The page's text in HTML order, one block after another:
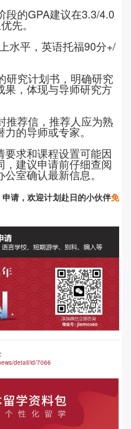
段的GPA建议在3.3/4.0
先。
水平，英语托福90分+/
研究计划书，明确研究
果，体现与导师研究方
推荐信，推荐人应为熟
力的导师或专家。
求和课程设置可能因
建议申请前仔细查阅
公室确认最新信息。
请，欢迎计划赴日的小伙伴免
detail/id/7066